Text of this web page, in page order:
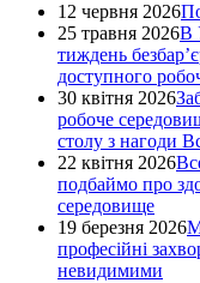
12 червня 2026
25 травня 2026В
тиждень
доступного
30 квітня 2026
робоче
столу з нагоди
22 квітня 2026
подбаймо про
середовище
19 березня 2026
професійні
невидимими